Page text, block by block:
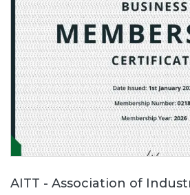
AITT - Association of